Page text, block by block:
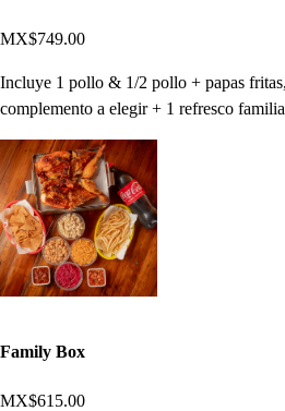
MX$749.00
Incluye 1 pollo & 1/2 pollo + papas
complemento a elegir + 1 refresco
Family Box
MX$615.00